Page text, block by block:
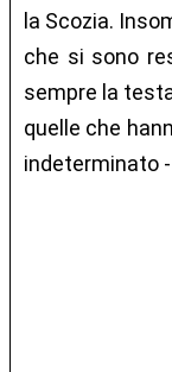
la Scozia.
che si sono
sempre la
quelle che
indeterminato